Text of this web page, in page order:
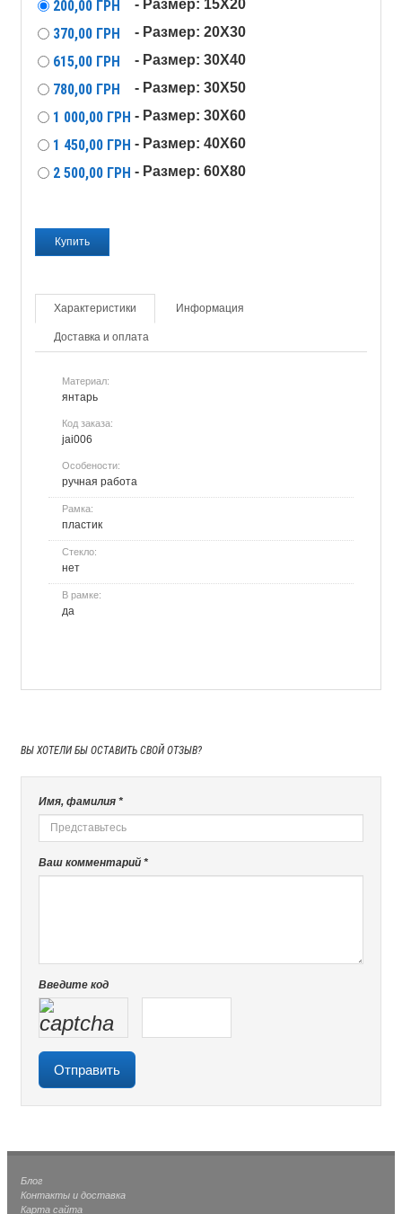
200,00 ГРН - Размер: 15X20
370,00 ГРН - Размер: 20X30
615,00 ГРН - Размер: 30X40
780,00 ГРН - Размер: 30X50
1 000,00 ГРН - Размер: 30X60
1 450,00 ГРН - Размер: 40X60
2 500,00 ГРН - Размер: 60X80
Характеристики Информация
Доставка и оплата
Материал:
янтарь
Код заказа:
jai006
Особености:
ручная работа
Рамка:
пластик
Стекло:
нет
В рамке:
да
ВЫ ХОТЕЛИ БЫ ОСТАВИТЬ СВОЙ ОТЗЫВ?
Имя, фамилия *
Ваш комментарий *
Введите код
Блог
Контакты и доставка
Карта сайта